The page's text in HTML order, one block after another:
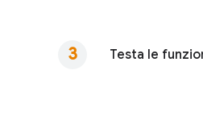
Testa le